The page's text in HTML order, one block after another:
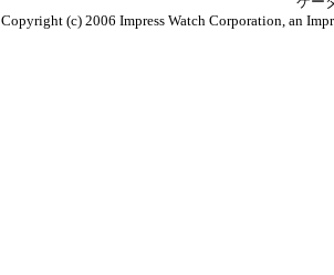
Copyright (c) 2006 Impress Watch Corporation, an